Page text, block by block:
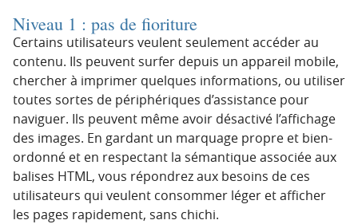
Niveau 1 : pas de fioriture
Certains utilisateurs veulent seulement accéder au
contenu. Ils peuvent surfer depuis un appareil mobile,
chercher à imprimer quelques informations, ou utiliser
toutes sortes de périphériques d’assistance pour
naviguer. Ils peuvent même avoir désactivé l’affichage
des images. En gardant un marquage propre et bien-
ordonné et en respectant la sémantique associée aux
balises HTML, vous répondrez aux besoins de ces
utilisateurs qui veulent consommer léger et afficher
les pages rapidement, sans chichi.